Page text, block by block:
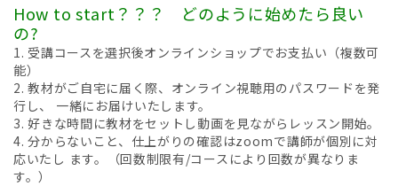
How to start？？？ どのように始めたら良い
の?
1. 受講コースを選択後オンラインショップでお支払い（複数可
能）
2. 教材がご自宅に届く際、オンライン視聴用のパスワードを発
行し、 一緒にお届けいたします。
3. 好きな時間に教材をセットし動画を見ながらレッスン開始。
4. 分からないこと、仕上がりの確認はzoomで講師が個別に対
応いたし ます。（回数制限有/コースにより回数が異なりま
す。）